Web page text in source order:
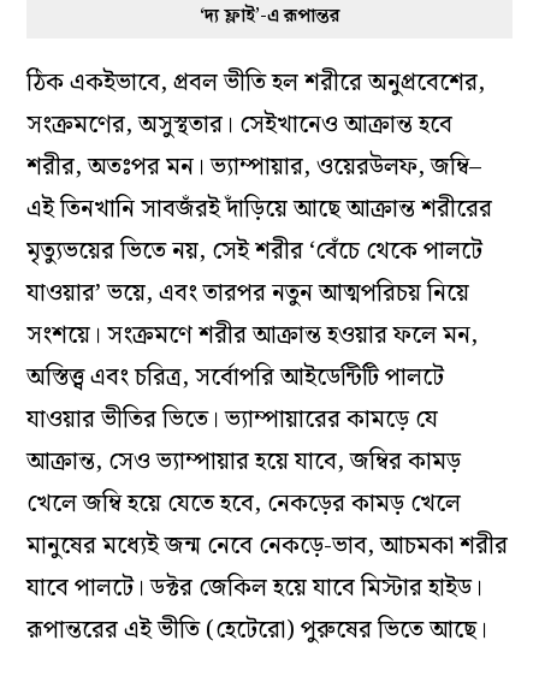
‘দ্য ফ্লাই’-এ রূপান্তর
ঠিক একইভাবে, প্রবল ভীতি হল শরীরে অনুপ্রবেশের,
সংক্রমণের, অসুস্থতার। সেইখানেও আক্রান্ত হবে
শরীর, অতঃপর মন। ভ্যাম্পায়ার, ওয়েরউলফ, জম্বি–
এই তিনখানি সাবজঁরই দাঁড়িয়ে আছে আক্রান্ত শরীরের
মৃত্যুভয়ের ভিতে নয়, সেই শরীর ‘বেঁচে থেকে পালটে
যাওয়ার’ ভয়ে, এবং তারপর নতুন আত্মপরিচয় নিয়ে
সংশয়ে। সংক্রমণে শরীর আক্রান্ত হওয়ার ফলে মন,
অস্তিত্ত্ব এবং চরিত্র, সর্বোপরি আইডেন্টিটি পালটে
যাওয়ার ভীতির ভিতে। ভ্যাম্পায়ারের কামড়ে যে
আক্রান্ত, সেও ভ্যাম্পায়ার হয়ে যাবে, জম্বির কামড়
খেলে জম্বি হয়ে যেতে হবে, নেকড়ের কামড় খেলে
মানুষের মধ্যেই জন্ম নেবে নেকড়ে-ভাব, আচমকা শরীর
যাবে পালটে। ডক্টর জেকিল হয়ে যাবে মিস্টার হাইড।
রূপান্তরের এই ভীতি (হেটেরো) পুরুষের ভিতে আছে।